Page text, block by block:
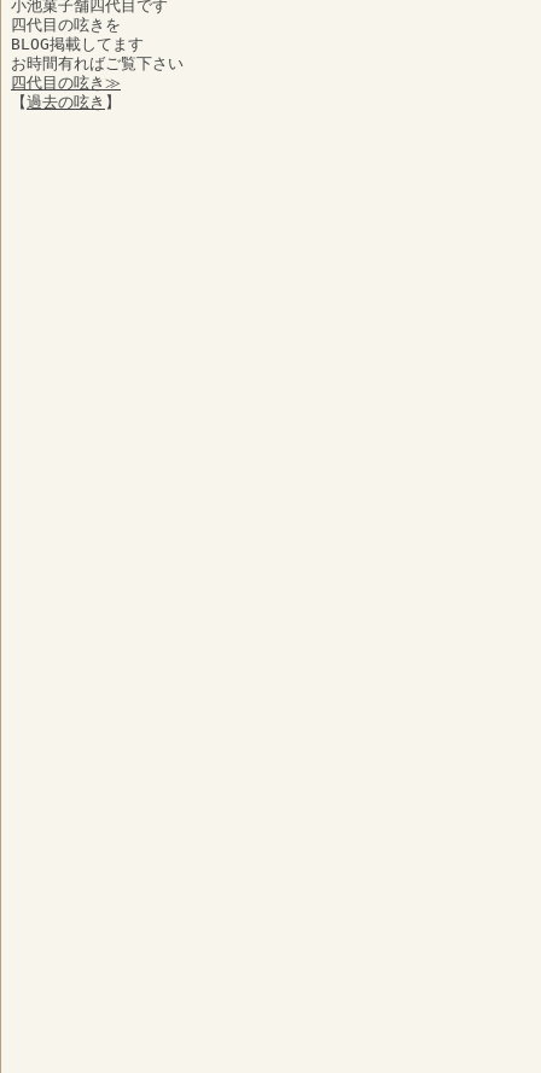
小池菓子舗四代目です
四代目の呟きを
BLOG掲載してます
お時間有ればご覧下さい
四代目の呟き≫
【過去の呟き 】